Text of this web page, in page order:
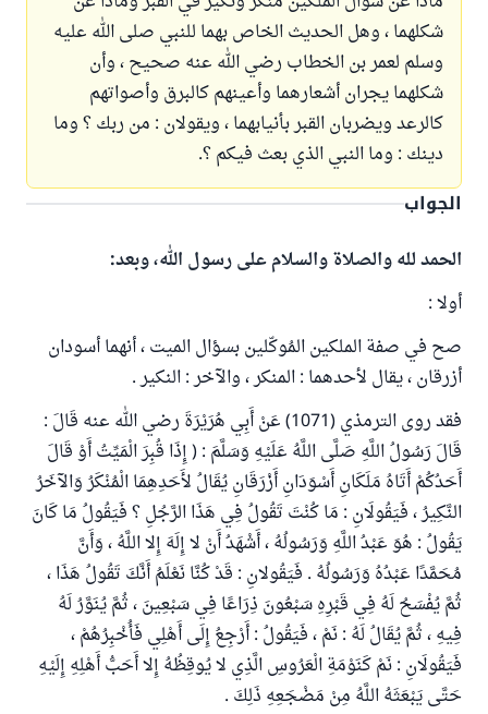
شكلهما ، وهل الحديث الخاص بهما للنبي صلى الله عليه
وسلم لعمر بن الخطاب رضي الله عنه صحيح ، وأن
شكلهما يجران أشعارهما وأعينهم كالبرق وأصواتهم
كالرعد ويضربان القبر بأنيابهما ، ويقولان : من ربك ؟ وما
دينك : وما النبي الذي بعث فيكم ؟.
الجواب
الحمد لله والصلاة والسلام على رسول الله، وبعد:
أولا :
صح في صفة الملكين المُوكّلين بسؤال الميت ، أنهما أسودان
أزرقان ، يقال لأحدهما : المنكر ، والآخر : النكير .
فقد روى الترمذي (1071) عَنْ أَبِي هُرَيْرَةَ رضي الله عنه قَالَ :
قَالَ رَسُولُ اللَّهِ صَلَّى اللَّهُ عَلَيْهِ وَسَلَّمَ : ( إِذَا قُبِرَ الْمَيِّتُ أَوْ قَالَ
أَحَدُكُمْ أَتَاهُ مَلَكَانِ أَسْوَدَانِ أَزْرَقَانِ يُقَالُ لأَحَدِهِمَا الْمُنْكَرُ وَالآخَرُ
النَّكِيرُ ، فَيَقُولَانِ : مَا كُنْتَ تَقُولُ فِي هَذَا الرَّجُلِ ؟ فَيَقُولُ مَا كَانَ
يَقُولُ : هُوَ عَبْدُ اللَّهِ وَرَسُولُهُ ، أَشْهَدُ أَنْ لا إِلَهَ إِلا اللَّهُ ، وَأَنَّ
مُحَمَّدًا عَبْدُهُ وَرَسُولُهُ . فَيَقُولانِ : قَدْ كُنَّا نَعْلَمُ أَنَّكَ تَقُولُ هَذَا ،
ثُمَّ يُفْسَحُ لَهُ فِي قَبْرِهِ سَبْعُونَ ذِرَاعًا فِي سَبْعِينَ ، ثُمَّ يُنَوَّرُ لَهُ
فِيهِ ، ثُمَّ يُقَالُ لَهُ : نَمْ ، فَيَقُولُ : أَرْجِعُ إِلَى أَهْلِي فَأُخْبِرُهُمْ ،
فَيَقُولَانِ : نَمْ كَنَوْمَةِ الْعَرُوسِ الَّذِي لا يُوقِظُهُ إِلا أَحَبُّ أَهْلِهِ إِلَيْهِ
حَتَّى يَبْعَثَهُ اللَّهُ مِنْ مَضْجَعِهِ ذَلِكَ .